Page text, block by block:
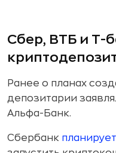
Сбер, ВТБ и Т-
Ранее о планах
депозитарии
Альфа-Банк.
Сбербанк планирует